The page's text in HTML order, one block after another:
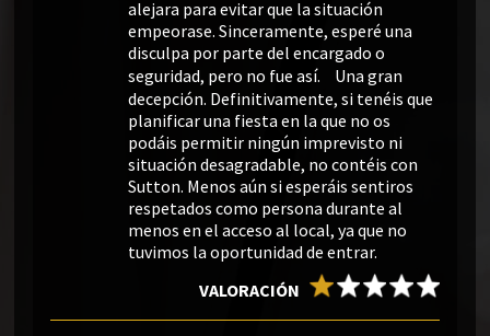
alejara para evitar que la situación
empeorase. Sinceramente, esperé una
disculpa por parte del encargado o
seguridad, pero no fue así. Una gran
decepción. Definitivamente, si tenéis que
planificar una fiesta en la que no os
podáis permitir ningún imprevisto ni
situación desagradable, no contéis con
Sutton. Menos aún si esperáis sentiros
respetados como persona durante al
menos en el acceso al local, ya que no
tuvimos la oportunidad de entrar.
VALORACIÓN